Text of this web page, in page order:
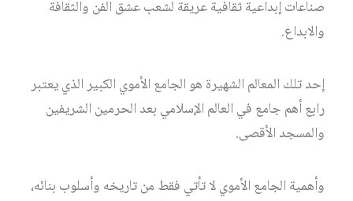
صناعات إبداعية ثقافية عريقة لشعب عشق الفن والثقافة
والابداع.
إحد تلك المعالم الشهيرة هو الجامع الأموي الكبير الذي يعتبر
رابع أهم جامع في العالم الإسلامي بعد الحرمين الشريفين
والمسجد الأقصى.
وأهمية الجامع الأموي لا تأتي فقط من تاريخه وأسلوب بنائه،